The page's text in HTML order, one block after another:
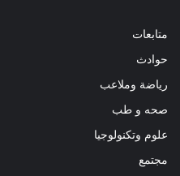
متابعات
حوادث
رياضة وملاعب
صحه و طب
علوم وتكنولوجيا
مجتمع